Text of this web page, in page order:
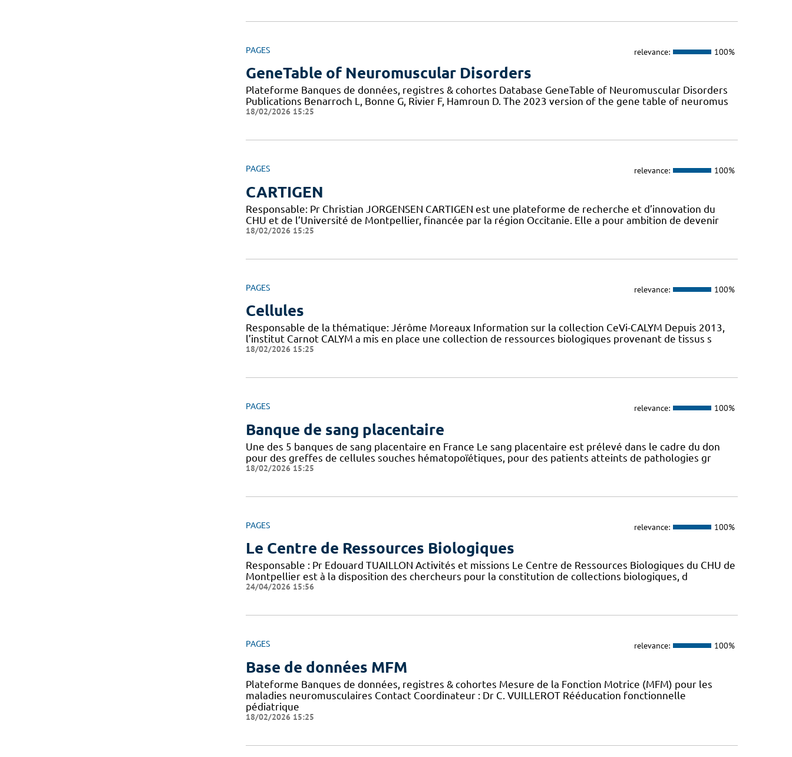
PAGES relevance: 100%
GeneTable of Neuromuscular Disorders
Plateforme Banques de données, registres & cohortes Database GeneTable of Neuromuscular Disorders
Publications Benarroch L, Bonne G, Rivier F, Hamroun D. The 2023 version of the gene table of neuromus
18/02/2026 15:25
PAGES relevance: 100%
CARTIGEN
Responsable: Pr Christian JORGENSEN CARTIGEN est une plateforme de recherche et d’innovation du
CHU et de l’Université de Montpellier, financée par la région Occitanie. Elle a pour ambition de devenir
18/02/2026 15:25
PAGES relevance: 100%
Cellules
Responsable de la thématique: Jérôme Moreaux Information sur la collection CeVi-CALYM Depuis 2013,
l’institut Carnot CALYM a mis en place une collection de ressources biologiques provenant de tissus s
18/02/2026 15:25
PAGES relevance: 100%
Banque de sang placentaire
Une des 5 banques de sang placentaire en France Le sang placentaire est prélevé dans le cadre du don
pour des greffes de cellules souches hématopoïétiques, pour des patients atteints de pathologies gr
18/02/2026 15:25
PAGES relevance: 100%
Le Centre de Ressources Biologiques
Responsable : Pr Edouard TUAILLON Activités et missions Le Centre de Ressources Biologiques du CHU de
Montpellier est à la disposition des chercheurs pour la constitution de collections biologiques, d
24/04/2026 15:56
PAGES relevance: 100%
Base de données MFM
Plateforme Banques de données, registres & cohortes Mesure de la Fonction Motrice (MFM) pour les
maladies neuromusculaires Contact Coordinateur : Dr C. VUILLEROT Rééducation fonctionnelle
pédiatrique
18/02/2026 15:25